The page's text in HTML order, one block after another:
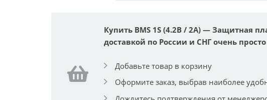
Купить BMS 1S (4.2В / 2А) — Защитная
доставкой по России и СНГ очень
Добавьте товар в корзину
Оформите заказ, выбрав наиболее